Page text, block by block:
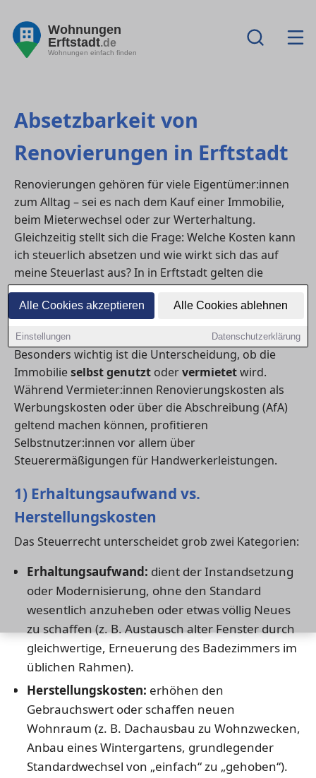
Alle Cookies akzeptieren Alle Cookies ablehnen
Einstellungen Datenschutzerklärung
Wohnungen
Erftstadt.de
Wohnungen einfach finden
Absetzbarkeit von
Renovierungen in Erftstadt
Renovierungen gehören für viele Eigentümer:innen
zum Alltag – sei es nach dem Kauf einer Immobilie,
beim Mieterwechsel oder zur Werterhaltung.
Gleichzeitig stellt sich die Frage: Welche Kosten kann
ich steuerlich absetzen und wie wirkt sich das auf
meine Steuerlast aus? In in Erftstadt gelten die
bundesweiten steuerlichen Regeln, die zwischen
Erhaltungsaufwand, Herstellungskosten und privaten
Besonders wichtig ist die Unterscheidung, ob die
Immobilieselbst genutzt odervermietetwird.
Während Vermieter:innen Renovierungskosten als
Werbungskosten oder über die Abschreibung (AfA)
geltend machen können, profitieren
Selbstnutzer:innen vor allem über
Steuerermäßigungen für Handwerkerleistungen.
1) Erhaltungsaufwand vs.
Herstellungskosten
Das Steuerrecht unterscheidet grob zwei Kategorien:
Erhaltungsaufwand: dient der Instandsetzung
oder Modernisierung, ohne den Standard
wesentlich anzuheben oder etwas völlig Neues
zu schaffen (z. B. Austausch alter Fenster durch
gleichwertige, Erneuerung des Badezimmers im
üblichen Rahmen).
Herstellungskosten: erhöhen den
Gebrauchswert oder schaffen neuen
Wohnraum (z. B. Dachausbau zu Wohnzwecken,
Anbau eines Wintergartens, grundlegender
Standardwechsel von „einfach“ zu „gehoben“).